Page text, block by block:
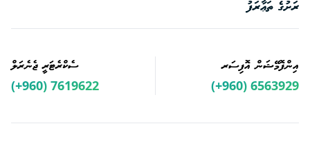
ރަށުގެ ތަޢާރަފު
އިންފޮމޭޝަން އޮފިސަރ
(+960) 6563929
ސެކްރެޓަރީ ޖެނެރަލް
(+960) 7619622